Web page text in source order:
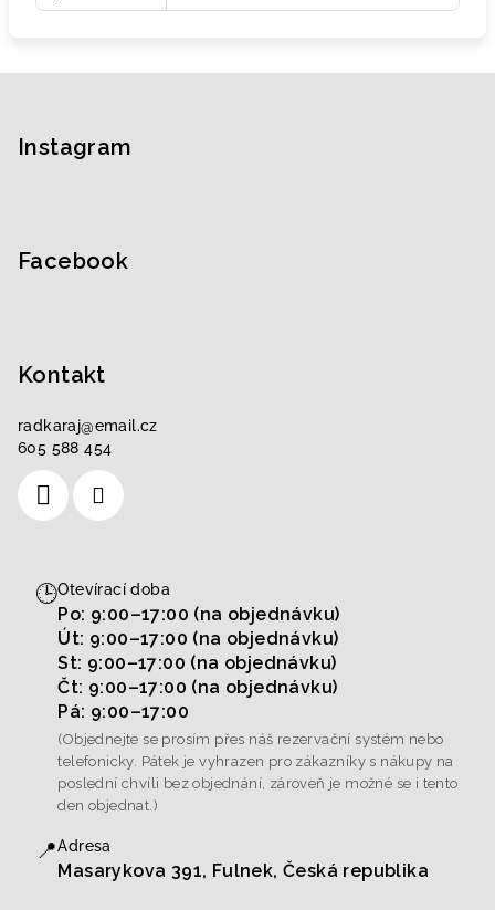
Instagram
Facebook
Kontakt
radkaraj@email.cz
605 588 454
🕒Otevírací doba
Po: 9:00–17:00 (na objednávku)
Út: 9:00–17:00 (na objednávku)
St: 9:00–17:00 (na objednávku)
Čt: 9:00–17:00 (na objednávku)
Pá: 9:00–17:00
(Objednejte se prosím přes náš rezervační systém nebo
telefonicky. Pátek je vyhrazen pro zákazníky s nákupy na
poslední chvíli bez objednání, zároveň je možné se i tento
den objednat.)
📍Adresa
Masarykova 391, Fulnek, Česká republika